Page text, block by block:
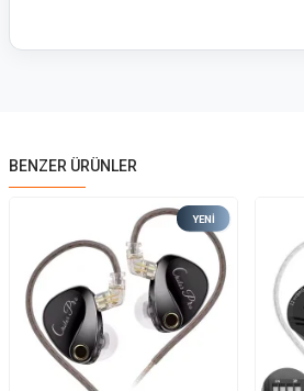
BENZER ÜRÜNLER
YENI